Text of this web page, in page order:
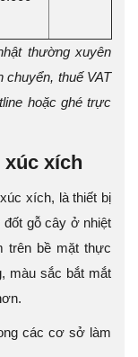
thường xuyên
thuế VAT
hoặc ghé trực
xích
xích, là thiết bị
gỗ cây ở nhiệt
trên bề mặt thực
màu sắc bắt mắt
các cơ sở làm